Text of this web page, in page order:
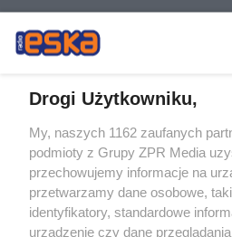
Żaden utwór zamieszczony w serwisie nie
rozpowszechniany lub dalej
tym także elektroniczny lub mechaniczny)
eksploatacji w jakiejkolwiek formie,
bez pisemnej zgody właściciela praw.
wykorzystanie utworów w całości lub w
bez właściwej zgody, jest zabronione pod
Drogi Użytkowniku,
My, naszych 1162 zaufanych
podmioty z Grupy ZPR Media
przechowujemy informacje na
przetwarzamy dane osobowe,
identyfikatory, standardowe
urządzenie czy dane